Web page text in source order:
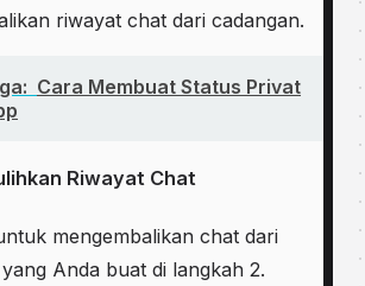
riwayat chat dari cadangan.
Cara Membuat Status Privat
Riwayat Chat
mengembalikan chat dari
Anda buat di langkah 2.